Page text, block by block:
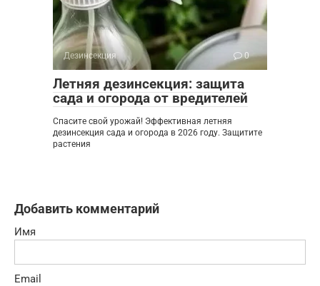
Дезинсекция 0
Летняя дезинсекция: защита
сада и огорода от вредителей
Спасите свой урожай! Эффективная летняя
дезинсекция сада и огорода в 2026 году. Защитите
растения
Добавить комментарий
Имя
Email